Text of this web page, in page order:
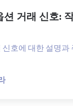
션 거래 신호:
호에 대한 설명과